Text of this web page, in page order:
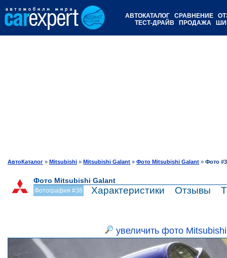
АВТОКАТАЛОГ СРАВНЕНИЕ
ТЕСТ-ДРАЙВ
ПРОДАЖА
АвтоКаталог » Mitsubishi » Mitsubishi Galant » Фото Mitsubishi Galant » Фото
Фото Mitsubishi Galant
Фотография #38 Характеристики Отзывы
увеличить фото